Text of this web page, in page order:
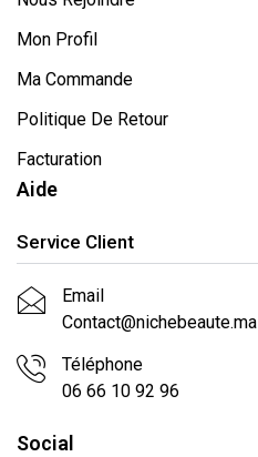
Mon Profil
Ma Commande
Politique De Retour
Facturation
Aide
Service Client
Email
Contact@nichebeaute.ma
Téléphone
06 66 10 92 96
Social